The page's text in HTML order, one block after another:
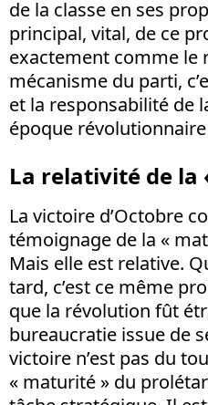
de la classe en ses
principal, vital, de ce
exactement comme le
mécanisme du parti,
et la responsabilité de
époque
La relativité de
La victoire d’Octobre
témoignage de la «
Mais elle est relative.
tard, c’est ce même
que la révolution fût
bureaucratie issue de
victoire n’est pas du
« maturité » du